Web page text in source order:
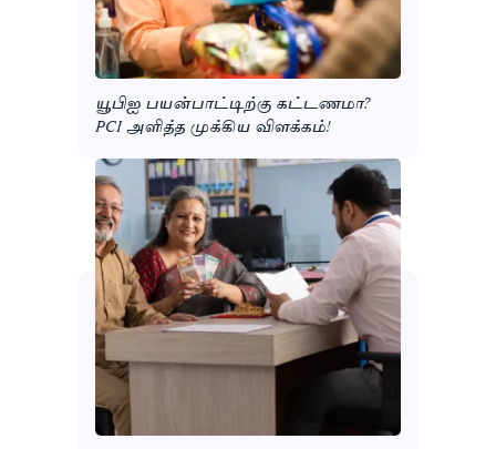
யூபிஐ பயன்பாட்டிற்கு கட்டணமா?
PCI அளித்த முக்கிய விளக்கம்!